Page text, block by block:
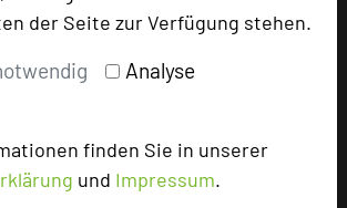
der Seite zur Verfügung stehen.
Analyse
finden Sie in unserer
und Impressum.
für erfolgreiche
professionelle Tagungsbedingungen
die besten Ergebnisse: Im DEKRA